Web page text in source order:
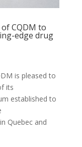
CQDM to
edge drug
is pleased to
its
established to
Quebec and